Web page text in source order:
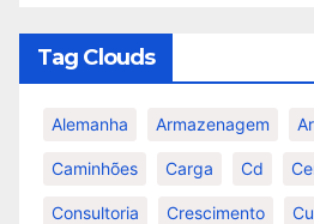
Tag Clouds
Alemanha Armazenagem
Caminhões Carga Cd
Consultoria Crescimento